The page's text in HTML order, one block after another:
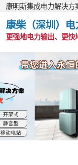
康柴（深圳）电
OEM发电机组
静音发电机组
移动电站
发电机出租